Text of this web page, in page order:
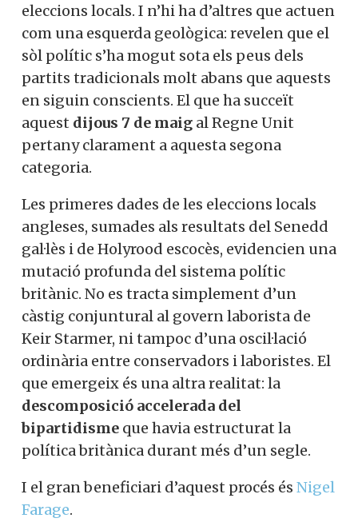
eleccions locals. I n’hi ha d’altres que actuen
com una esquerda geològica: revelen que el
sòl polític s’ha mogut sota els peus dels
partits tradicionals molt abans que aquests
en siguin conscients. El que ha succeït
aquest dijous 7 de maig al Regne Unit
pertany clarament a aquesta segona
categoria.
Les primeres dades de les eleccions locals
angleses, sumades als resultats del Senedd
gal·lès i de Holyrood escocès, evidencien una
mutació profunda del sistema polític
britànic. No es tracta simplement d’un
càstig conjuntural al govern laborista de
Keir Starmer, ni tampoc d’una oscil·lació
ordinària entre conservadors i laboristes. El
que emergeix és una altra realitat: la
descomposició accelerada del
bipartidisme que havia estructurat la
política britànica durant més d’un segle.
I el gran beneficiari d’aquest procés és Nigel
Farage.